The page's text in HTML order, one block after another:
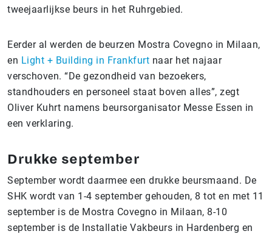
tweejaarlijkse beurs in het Ruhrgebied.
Eerder al werden de beurzen Mostra Covegno in Milaan,
en Light + Building in Frankfurt naar het najaar
verschoven. “De gezondheid van bezoekers,
standhouders en personeel staat boven alles”, zegt
Oliver Kuhrt namens beursorganisator Messe Essen in
een verklaring.
Drukke september
September wordt daarmee een drukke beursmaand. De
SHK wordt van 1-4 september gehouden, 8 tot en met 11
september is de Mostra Covegno in Milaan, 8-10
september is de Installatie Vakbeurs in Hardenberg en